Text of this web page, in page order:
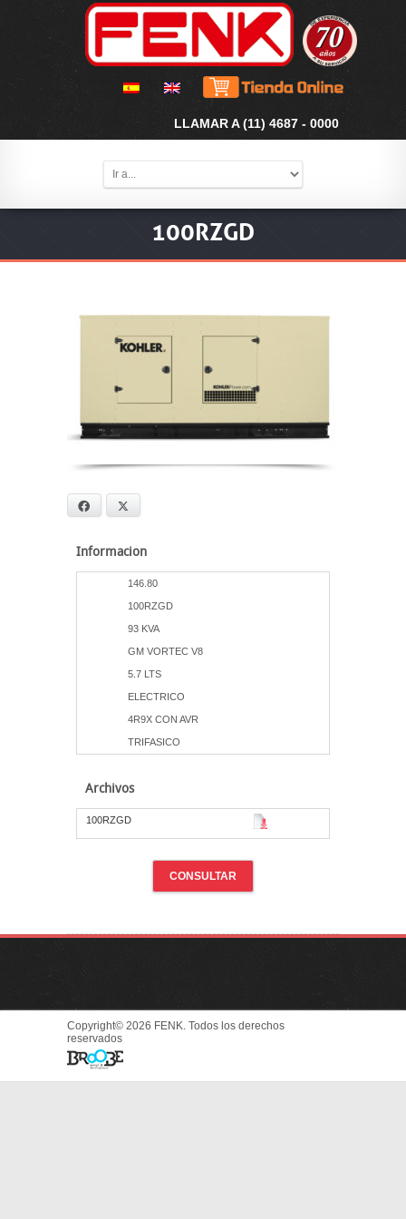
LLAMAR A (11) 4687 - 0000
100RZGD
Facebook
Informacion
146.80
100RZGD
93 KVA
GM VORTEC V8
5.7 LTS
ELECTRICO
4R9X CON AVR
TRIFASICO
Archivos
100RZGD
CONSULTAR
Copyright© 2026 FENK. Todos los derechos
reservados